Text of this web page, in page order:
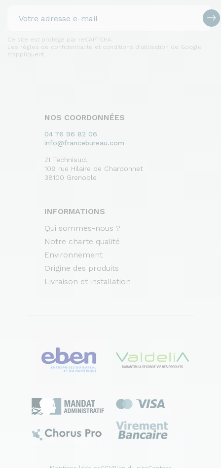
Ce site est protégé par reCAPTCHA.
Les règles de confidentialité et conditions d'utilisation de Google
s'appliquent.
NOS COORDONNÉES
04 76 96 82 06
info@francebureau.com
ZI Technisud,
109 rue Hilaire de Chardonnet
38100 Grenoble
INFORMATIONS
Qui sommes-nous ?
Notre charte qualité
Environnement
Origine des produits
Livraison et installation